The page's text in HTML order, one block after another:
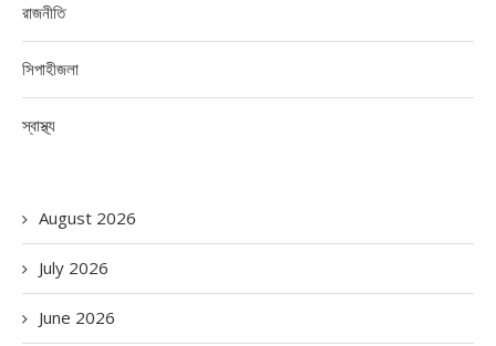
রাজনীতি
সিপাহীজলা
স্বাস্থ্য
August 2026
July 2026
June 2026